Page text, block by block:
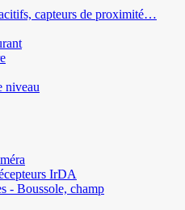
capteurs de proximité…
niveau
IrDA
- Boussole, champ